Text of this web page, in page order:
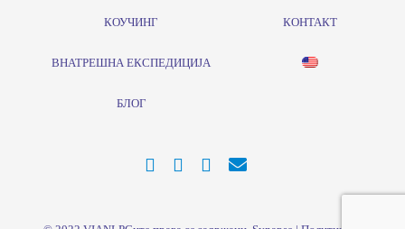
КОУЧИНГ
ВНАТРЕШНА ЕКСПЕДИЦИЈА
БЛОГ
КОНТАКТ